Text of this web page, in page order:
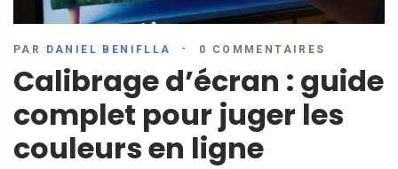
PAR DANIEL BENIFLLA 0 COMMENTAIRES
Calibrage d’écran : guide
complet pour juger les
couleurs en ligne